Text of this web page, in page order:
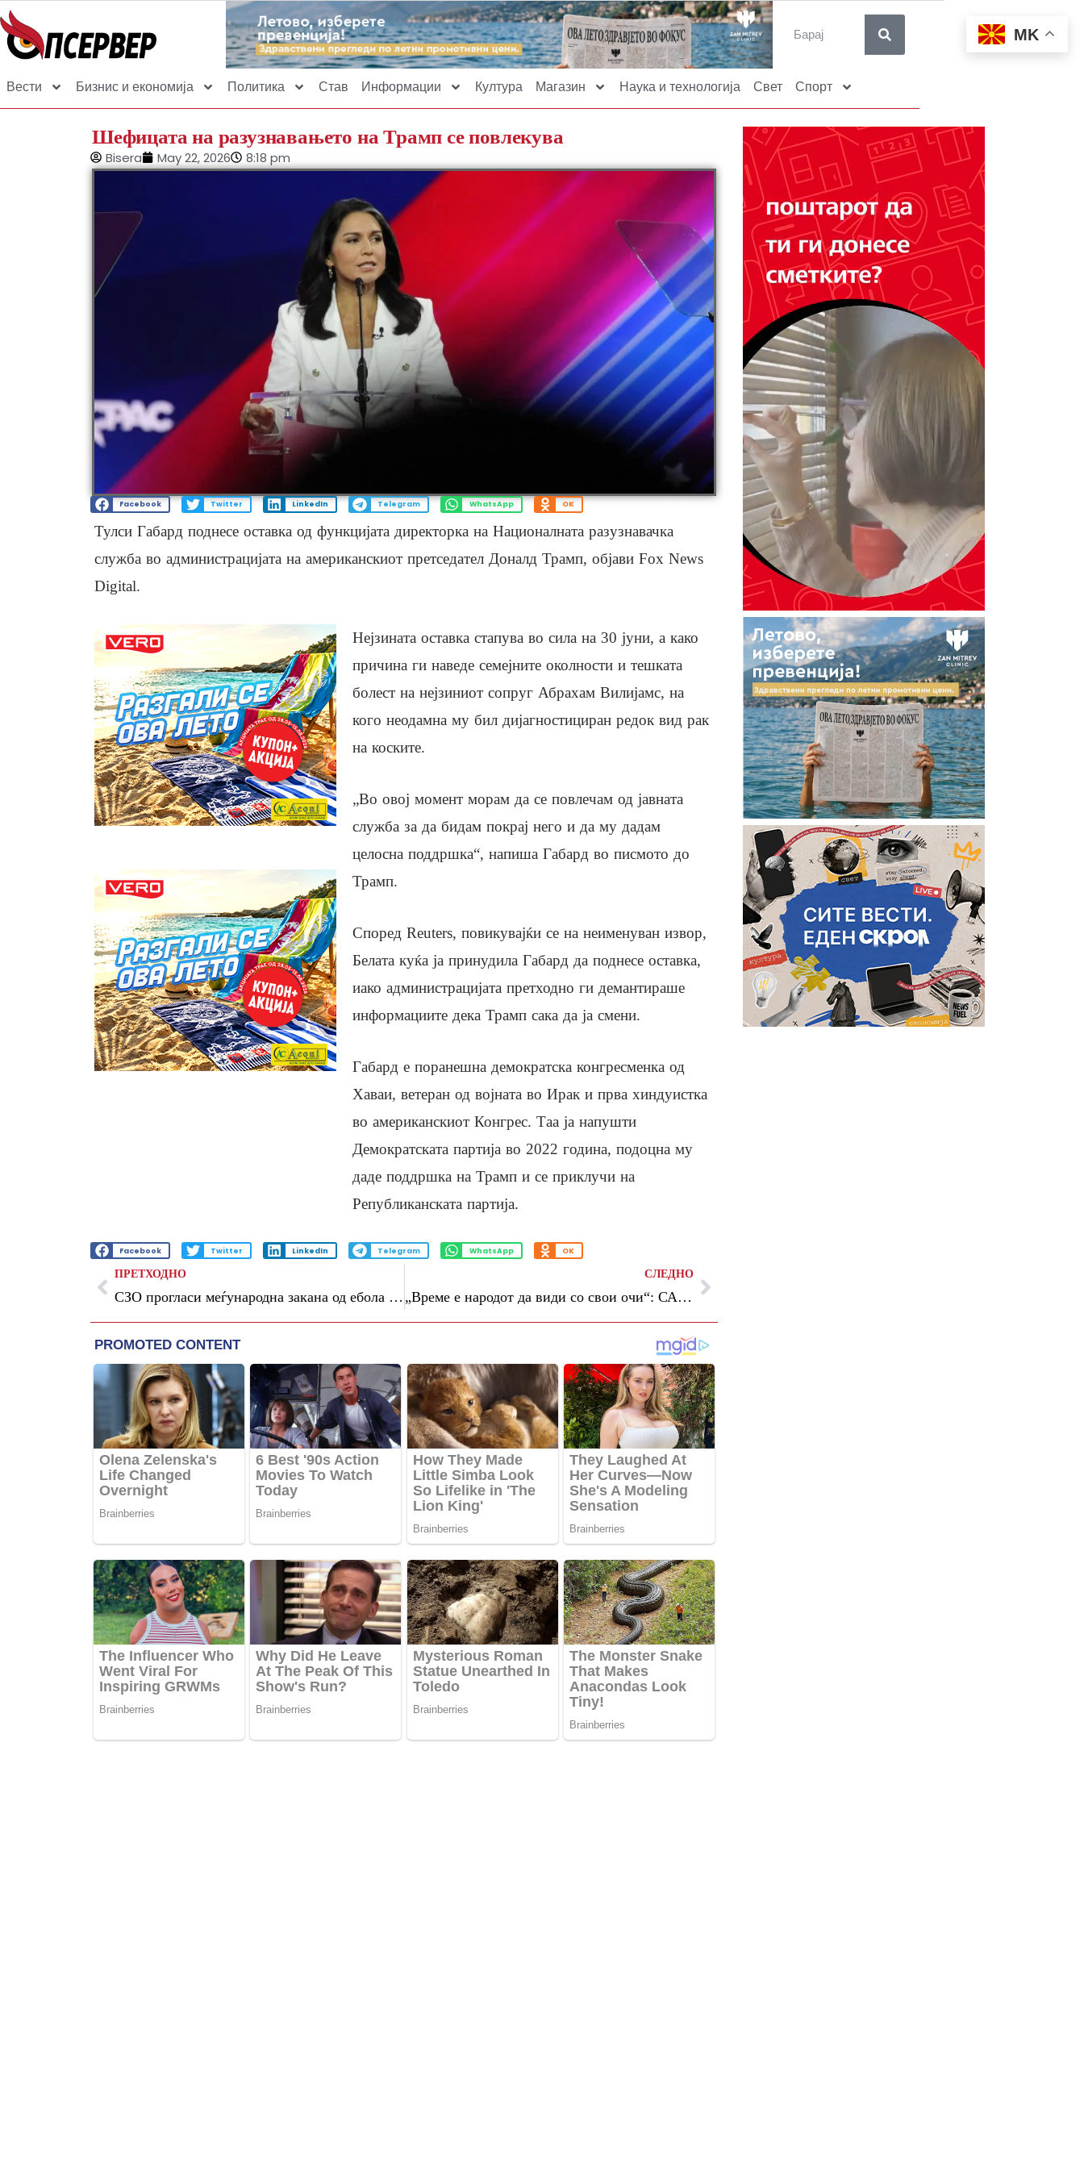
Вести Бизнис и економија Политика Став Информации Култура Магазин Наука и технологија Свет Спорт
Шефицата на разузнавањето на Трамп се повлекува
Bisera May 22, 2026 8:18 pm
Facebook Twitter LinkedIn Telegram WhatsApp OK
Тулси Габард поднесе оставка од функцијата директорка на Националната разузнавачка
служба во администрацијата на американскиот претседател Доналд Трамп, објави Fox News
Digital.
Нејзината оставка стапува во сила на 30 јуни, а како
причина ги наведе семејните околности и тешката
болест на нејзиниот сопруг Абрахам Вилијамс, на
кого неодамна му бил дијагностициран редок вид рак
на коските.
„Во овој момент морам да се повлечам од јавната
служба за да бидам покрај него и да му дадам
целосна поддршка“, напиша Габард во писмото до
Трамп.
Според Reuters, повикувајќи се на неименуван извор,
Белата куќа ја принудила Габард да поднесе оставка,
иако администрацијата претходно ги демантираше
информациите дека Трамп сака да ја смени.
Габард е поранешна демократска конгресменка од
Хаваи, ветеран од војната во Ирак и прва хиндуистка
во американскиот Конгрес. Таа ја напушти
Демократската партија во 2022 година, подоцна му
даде поддршка на Трамп и се приклучи на
Републиканската партија.
Facebook Twitter LinkedIn Telegram WhatsApp OK
ПРЕТХОДНО
СЗО прогласи меѓународна закана од ебола во Конго
СЛЕДНО
„Време е народот да види со свои очи“: САД објавија нови доверливи снимки и документи за НЛО
MK